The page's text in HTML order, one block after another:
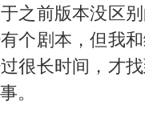
之前版本没区
个剧本，但我
很长时间，才
。